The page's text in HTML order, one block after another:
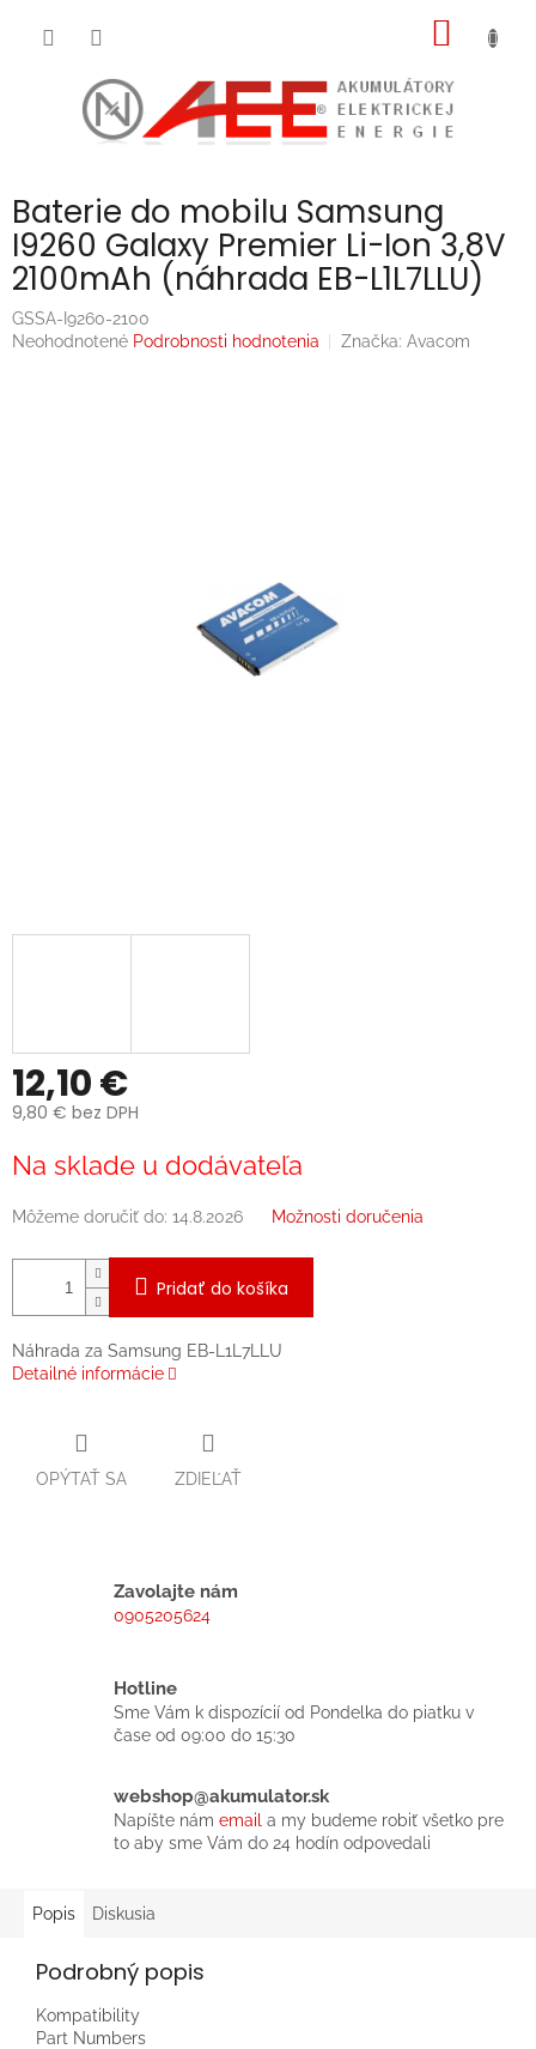
Baterie do mobilu Samsung
I9260 Galaxy Premier Li-Ion 3,8V
2100mAh (náhrada EB-L1L7LLU)
GSSA-I9260-2100
Priemerné
Neohodnotené Podrobnosti hodnotenia Značka: Avacom
12,10 €
9,80 € bez DPH
cena:
Na sklade u dodávateľa
Môžeme doručiť do: 14.8.2026 Možnosti doručenia
Pridať do košíka
Náhrada za Samsung EB-L1L7LLU
Detailné informácie
OPÝTAŤ SA ZDIEĽAŤ
Zavolajte nám
0905205624
Hotline
Sme Vám k dispozícií od Pondelka do piatku v
čase od 09:00 do 15:30
webshop@akumulator.sk
Napíšte nám email a my budeme robiť všetko pre
to aby sme Vám do 24 hodín odpovedali
Popis Diskusia
Podrobný popis
Kompatibility
Part Numbers